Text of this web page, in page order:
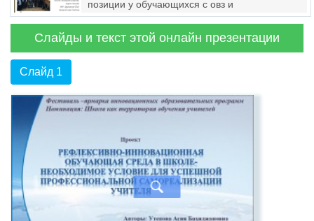
позиции у обучающихся с овз и
профессионального маршрута в условиях
образовательной организации
Слайды и текст этой онлайн презентации
Слайд 1